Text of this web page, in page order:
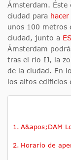
Ámsterdam. Éste
ciudad para
unos 100 metros
ciudad, junto a
Ámsterdam
tras el río IJ, la
de la ciudad. En
los altos edificios
A&apos;DAM
Horario de